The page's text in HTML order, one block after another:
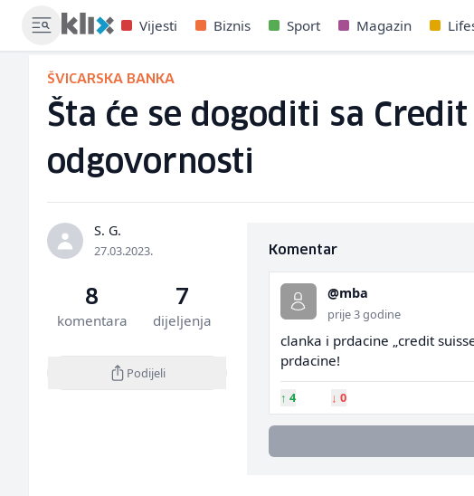
Vijesti Biznis Sport Magazin
ŠVICARSKA BANKA
Šta će se dogoditi sa
odgovornosti
S. G.
27.03.2023.
8
komentara
7
dijeljenja
Podijeli
Komentar
@mba
prije 3 godine
clanka i prdacine „credit
prdacine!
↑ 4 ↓ 0